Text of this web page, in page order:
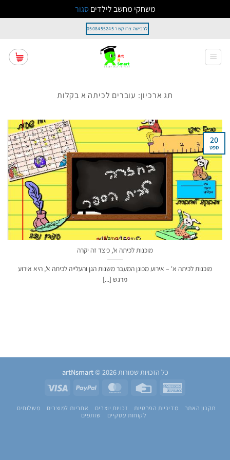
משחקי מחשב לילדיםסגור
content
לרכישה צרו קשר 0508455245
תג ארכיון: עוברים לכיתה א בקלות
מוכנות לכיתה א', כיצד זה יקרה
מוכנות לכיתה א' – אירוע מכונן המעבר משנות הגן והעלייה לכיתה א', היא אירוע
מרגש [...]
20
ספט
כל הזכויות שמורות 2026 ©
artNsmart
American
Credit
MasterCard
PayPal
תקנון האתר מדיניות הפרטיות זכויות יוצרים אחריות למוצרים
משלוחים
לקוחות עסקיים
שותפים